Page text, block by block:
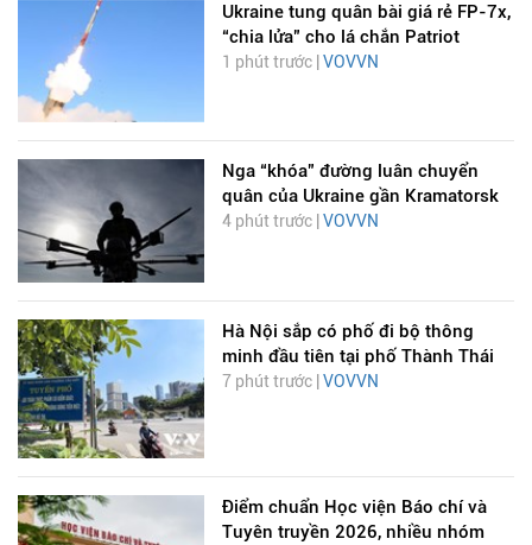
Ukraine tung quân bài giá rẻ FP-7x,
“chia lửa” cho lá chắn Patriot
1 phút trước | VOVVN
Nga “khóa” đường luân chuyển
quân của Ukraine gần Kramatorsk
4 phút trước | VOVVN
Hà Nội sắp có phố đi bộ thông
minh đầu tiên tại phố Thành Thái
7 phút trước | VOVVN
Điểm chuẩn Học viện Báo chí và
Tuyên truyền 2026, nhiều nhóm